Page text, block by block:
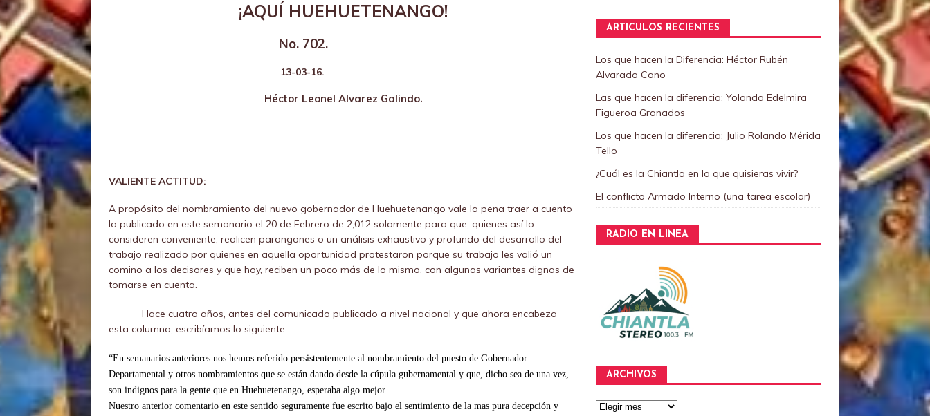
¡AQUÍ HUEHUETENANGO!
No. 702.
13-03-16.
Héctor Leonel Alvarez Galindo.
VALIENTE ACTITUD:
A propósito del nombramiento del nuevo gobernador de Huehuetenango vale la pena traer a cuento
lo publicado en este semanario el 20 de Febrero de 2,012 solamente para que, quienes así lo
consideren conveniente, realicen parangones o un análisis exhaustivo y profundo del desarrollo del
trabajo realizado por quienes en aquella oportunidad protestaron porque su trabajo les valió un
comino a los decisores y que hoy, reciben un poco más de lo mismo, con algunas variantes dignas de
tomarse en cuenta.
Hace cuatro años, antes del comunicado publicado a nivel nacional y que ahora encabeza
esta columna, escribíamos lo siguiente:
“En semanarios anteriores nos hemos referido persistentemente al nombramiento del puesto de Gobernador
Departamental y otros nombramientos que se están dando desde la cúpula gubernamental y que, dicho sea de una vez,
son indignos para la gente que en Huehuetenango, esperaba algo mejor.
Nuestro anterior comentario en este sentido seguramente fue escrito bajo el sentimiento de la mas pura decepción y
ARTICULOS RECIENTES
Los que hacen la Diferencia: Héctor Rubén
Alvarado Cano
Las que hacen la diferencia: Yolanda Edelmira
Figueroa Granados
Los que hacen la diferencia: Julio Rolando Mérida
Tello
¿Cuál es la Chiantla en la que quisieras vivir?
El conflicto Armado Interno (una tarea escolar)
RADIO EN LINEA
ARCHIVOS